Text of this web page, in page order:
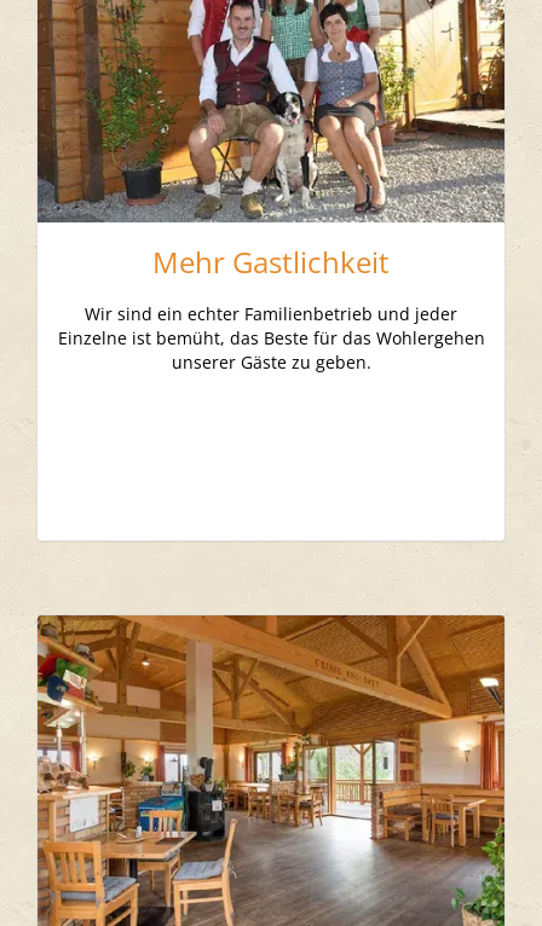
Mehr Gastlichkeit
Wir sind ein echter Familienbetrieb und jeder
Einzelne ist bemüht, das Beste für das Wohlergehen
unserer Gäste zu geben.